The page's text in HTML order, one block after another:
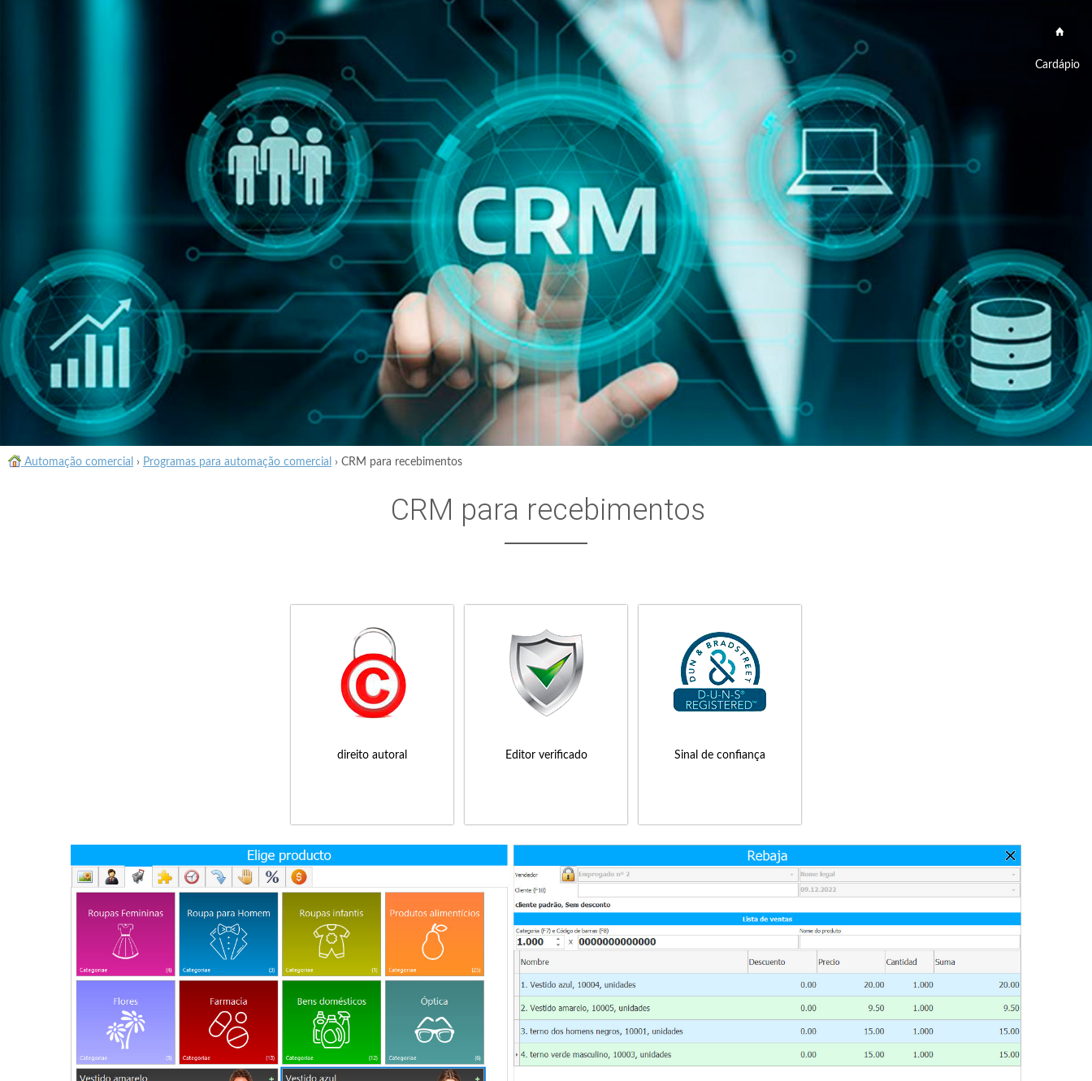
Cardápio
Automação comercial › Programas para automação comercial › CRM para recebimentos
CRM para recebimentos
direito autoral Editor verificado Sinal de confiança